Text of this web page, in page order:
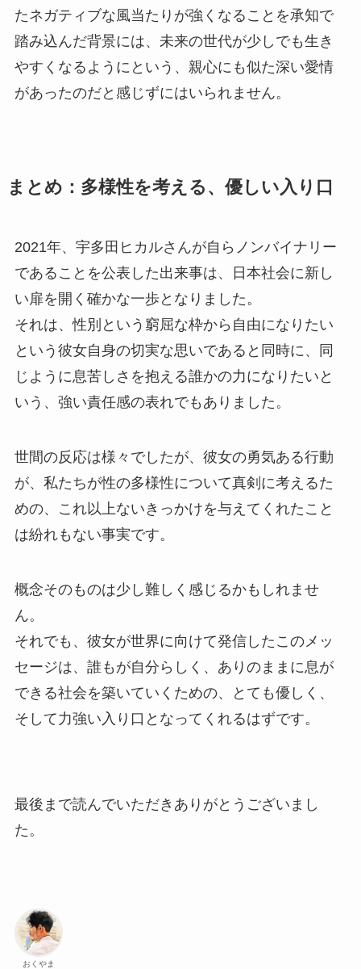
たネガティブな風当たりが強くなることを承知で
踏み込んだ背景には、未来の世代が少しでも生き
やすくなるようにという、親心にも似た深い愛情
があったのだと感じずにはいられません。
まとめ：多様性を考える、優しい入り口
2021年、宇多田ヒカルさんが自らノンバイナリー
であることを公表した出来事は、日本社会に新し
い扉を開く確かな一歩となりました。
それは、性別という窮屈な枠から自由になりたい
という彼女自身の切実な思いであると同時に、同
じように息苦しさを抱える誰かの力になりたいと
いう、強い責任感の表れでもありました。
世間の反応は様々でしたが、彼女の勇気ある行動
が、私たちが性の多様性について真剣に考えるた
めの、これ以上ないきっかけを与えてくれたこと
は紛れもない事実です。
概念そのものは少し難しく感じるかもしれませ
ん。
それでも、彼女が世界に向けて発信したこのメッ
セージは、誰もが自分らしく、ありのままに息が
できる社会を築いていくための、とても優しく、
そして力強い入り口となってくれるはずです。
最後まで読んでいただきありがとうございまし
た。
おくやま